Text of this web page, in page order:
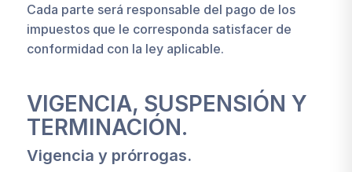
Cada parte será responsable del pago de los
impuestos que le corresponda satisfacer de
conformidad con la ley aplicable.
VIGENCIA, SUSPENSIÓN Y
TERMINACIÓN.
Vigencia y prórrogas.